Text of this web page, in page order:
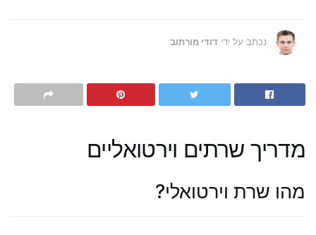
נכתב על ידי דודי מורתוב
מדריך שרתים וירטואליים
מהו שרת וירטואלי?